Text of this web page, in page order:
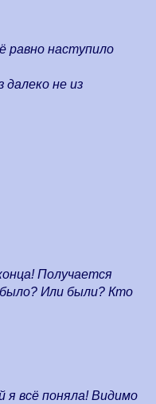
равно наступило
далеко не из
Получается
было? Или были? Кто
я всё поняла! Видимо